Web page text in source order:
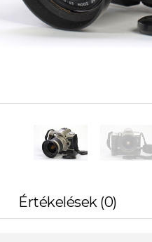
Könyvek
Fűthető
Fotóalbum,
Mikroszkópok
nagyítók
Lámpa,
Időjárás
hőmérő, óra
Értékelések (0)